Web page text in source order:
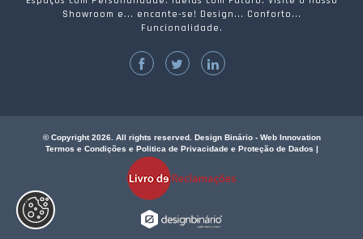
Showroom e... encante-se! Design... Conforto...
Funcionalidade.
© Copyright 2026. All rights reserved. Design Binário - Web Innovation
Termos e Condições e Politica de Privacidade e Proteção de Dados |